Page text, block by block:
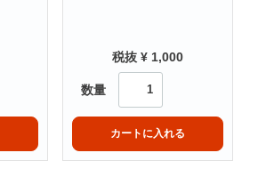
税抜 ¥ 1,000
数量
カートに入れる